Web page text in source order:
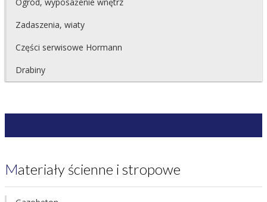
Zadaszenia, wiaty
Części serwisowe Hormann
Drabiny
Materiały ścienne i stropowe